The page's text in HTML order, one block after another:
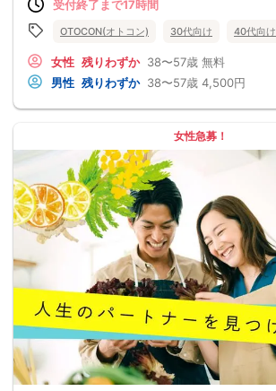
受付終了まで17時間
OTOCON(オトコン) 30代向け 40代向け
女性 残りわずか 38〜57歳 無料
男性 残りわずか 38〜57歳 4,500円
女性急募！